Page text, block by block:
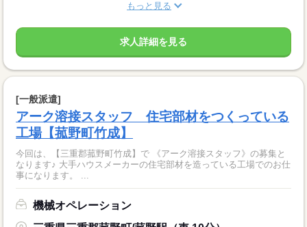
もっと見る
求人詳細を見る
[一般派遣]
アーク溶接スタッフ 住宅部材をつくっている
工場【菰野町竹成】
今回は、【三重郡菰野町竹成】で 《アーク溶接スタッフ》の募集と
なります♪ 大手ハウスメーカーの住宅部材を造っている工場でのお仕
事になります。 ...
機械オペレーション